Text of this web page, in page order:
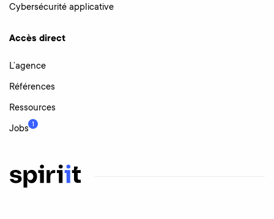
Cybersécurité applicative
Accès direct
L’agence
Références
Ressources
Jobs 1